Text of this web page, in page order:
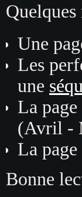
Une
Les
une
La page
(Avril -
La page
Bonne